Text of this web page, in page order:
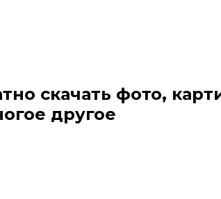
скачать фото,
другое